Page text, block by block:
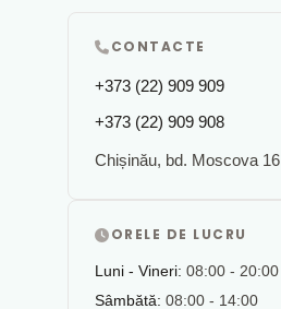
CONTACTE
+373 (22) 909 909
+373 (22) 909 908
Chișinău, bd. Moscova 16
ORELE DE LUCRU
Luni - Vineri: 08:00 - 20:00
Sâmbătă: 08:00 - 14:00